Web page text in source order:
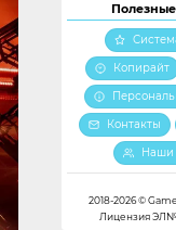
Копирайт
Контакты
Наши
2018-2026 ©
Лицензия